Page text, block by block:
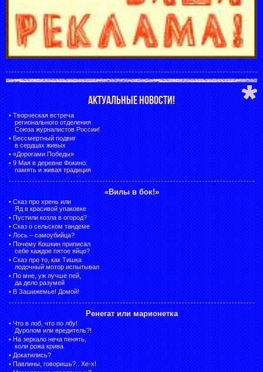
АКТУАЛЬНЫЕ НОВОСТИ!
• Творческая встреча
регионального отделения
Союза журналистов России!
• Бессмертный подвиг
в сердцах живых
• «Дорогами Победы»
• 9 Мая в деревне Фокино:
память и живая традиция
«Вилы в бок!»
• Сказ про хрень или
Яд в красивой упаковке
• Пустили козла в огород?
• Сказ о сельском тандеме
• Лось – самоубийца?
• Почему Кошкин приписал
себе каждое пятое яйцо?
• Сказ про то, как Тишка
лодочный мотор испытывал
• По мне, уж лучше пей,
да дело разумей
• В Зашижемье! Домой!
Ренегат или марионетка
• Что в лоб, что по лбу!
Дуролом или вредитель?!
• На зеркало неча пенять,
коли рожа крива
• Докатились?
• Павлины, говоришь?.. Хе-х!